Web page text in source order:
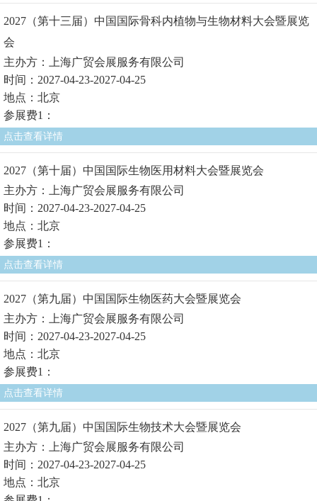
2027（第十三届）中国国际骨科内植物与生物材料大会暨展览
会
主办方：上海广贸会展服务有限公司
时间：2027-04-23-2027-04-25
地点：北京
参展费1：
点击查看详情
2027（第十届）中国国际生物医用材料大会暨展览会
主办方：上海广贸会展服务有限公司
时间：2027-04-23-2027-04-25
地点：北京
参展费1：
点击查看详情
2027（第九届）中国国际生物医药大会暨展览会
主办方：上海广贸会展服务有限公司
时间：2027-04-23-2027-04-25
地点：北京
参展费1：
点击查看详情
2027（第九届）中国国际生物技术大会暨展览会
主办方：上海广贸会展服务有限公司
时间：2027-04-23-2027-04-25
地点：北京